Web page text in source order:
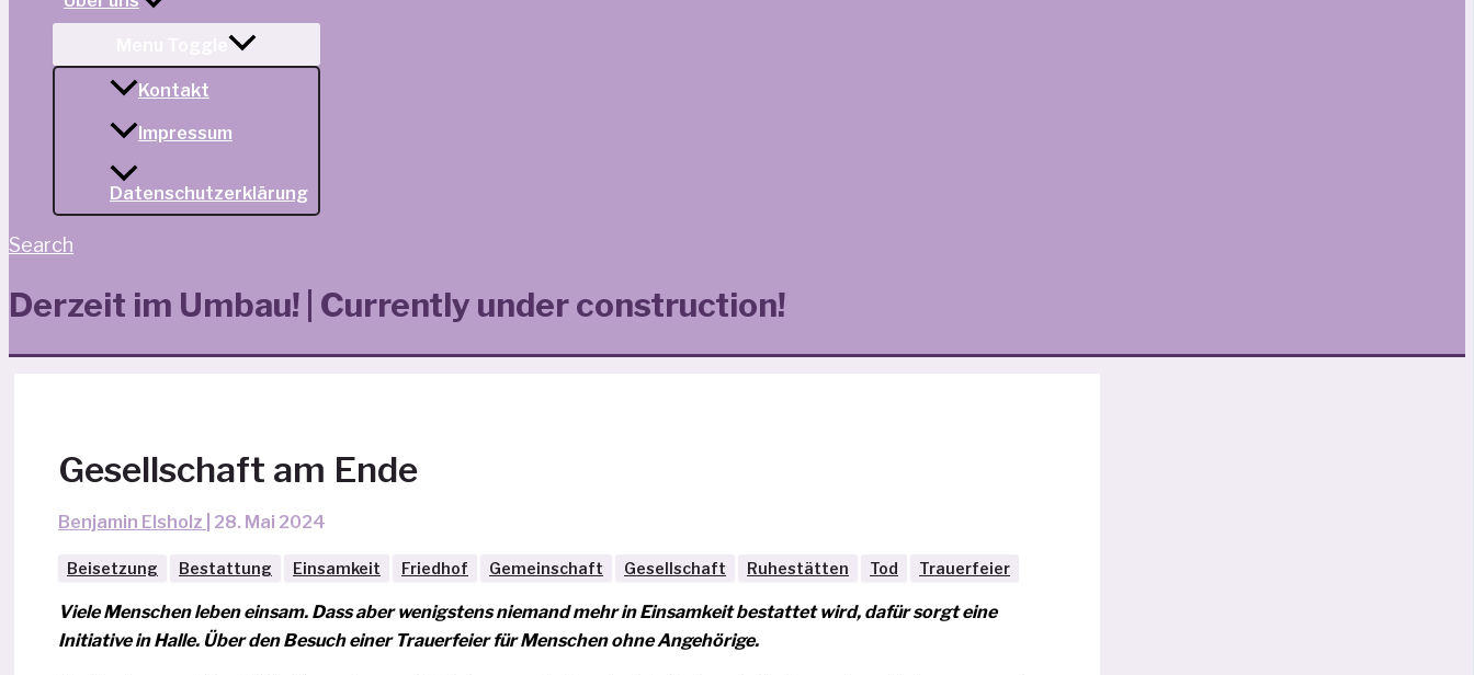
Kontakt
Impressum
Datenschutzerklärung
Search
Derzeit im Umbau! | Currently under construction!
Gesellschaft am Ende
Benjamin Elsholz 28. Mai 2024
Beisetzung Bestattung Einsamkeit Friedhof Gemeinschaft Gesellschaft Ruhestätten Tod Trauerfeier
Viele Menschen leben ein­sam. Dass aber wenigs­tens nie­mand mehr in Einsamkeit bestat­tet wird, dafür sorgt eine
Initiative in Halle. Über den Besuch einer Trauerfeier für Menschen ohne Angehörige.